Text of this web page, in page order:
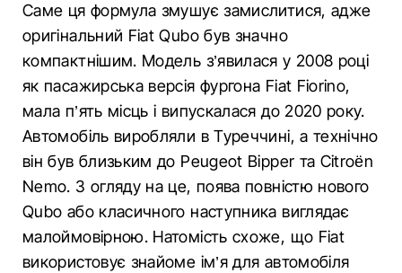
Саме ця формула змушує замислитися, адже
оригінальний Fiat Qubo був значно
компактнішим. Модель з’явилася у 2008 році
як пасажирська версія фургона Fiat Fiorino,
мала п’ять місць і випускалася до 2020 року.
Автомобіль виробляли в Туреччині, а технічно
він був близьким до Peugeot Bipper та Citroën
Nemo. З огляду на це, поява повністю нового
Qubo або класичного наступника виглядає
малоймовірною. Натомість схоже, що Fiat
використовує знайоме ім’я для автомобіля